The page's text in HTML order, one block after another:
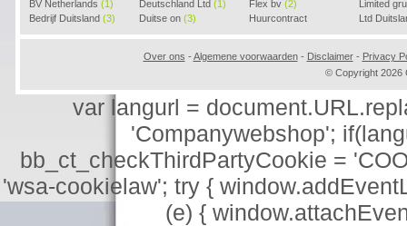
(2)
BV Netherlands (1)
Bedrijf Duitsland (3)
(1)
Deutschland Ltd (1)
Duitse on (3)
Flex bv (2)
Huurcontract
voorbeeld(3)
Limited
Ltd
Over ons - Algemene voorwaarden- Disclaimer- Privacy
© Copyright 2026
var langurl =
'Companywebshop';
bb_ct_checkThirdPartyCookie =
'wsa-cookielaw'; try {
(e) {